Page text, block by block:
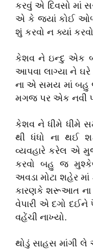
કરવું એ દિવસો માં
એ કે જ્યાં કોઈ
શું કરવો ન ક્યાં
કેશવ ને ઇન્દુ એક
આપવા લાગ્યા ને
ના એ સમય માં બહુ
મગજ પર એક નવી
કેશવ ને ધીમે ધીમે
થી ધંધો ના થઈ
વ્યવહારે કરેલ એ
કરવો બહુ જ
અવડા મોટા શહેર
કારણકે શરૂઆત ના
વેપારી એ દગો
વહેંચી નાખ્યો.
થોડું સાહસ માંગી લે